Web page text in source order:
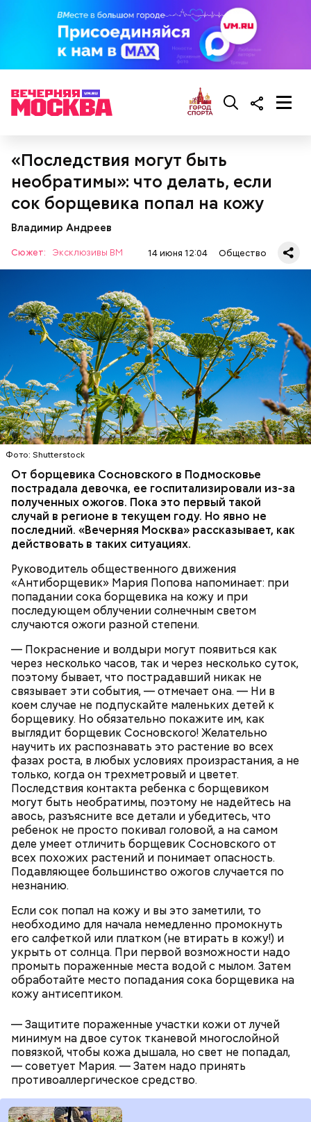
«Последствия могут быть
необратимы»: что делать, если
сок борщевика попал на кожу
Владимир Андреев
Сюжет: Эксклюзивы ВМ 14 июня 12:04 Общество
Фото: Shutterstock
От борщевика Сосновского в Подмосковье
пострадала девочка, ее госпитализировали из-за
полученных ожогов. Пока это первый такой
случай в регионе в текущем году. Но явно не
последний. «Вечерняя Москва» рассказывает, как
действовать в таких ситуациях.
Руководитель общественного движения
«Антиборщевик» Мария Попова напоминает: при
попадании сока борщевика на кожу и при
последующем облучении солнечным светом
случаются ожоги разной степени.
— Покраснение и волдыри могут появиться как
через несколько часов, так и через несколько суток,
поэтому бывает, что пострадавший никак не
связывает эти события, — отмечает она. — Ни в
коем случае не подпускайте маленьких детей к
борщевику. Но обязательно покажите им, как
выглядит борщевик Сосновского! Желательно
научить их распознавать это растение во всех
фазах роста, в любых условиях произрастания, а не
только, когда он трехметровый и цветет.
Последствия контакта ребенка с борщевиком
могут быть необратимы, поэтому не надейтесь на
авось, разъясните все детали и убедитесь, что
ребенок не просто покивал головой, а на самом
деле умеет отличить борщевик Сосновского от
всех похожих растений и понимает опасность.
Подавляющее большинство ожогов случается по
незнанию.
Если сок попал на кожу и вы это заметили, то
необходимо для начала немедленно промокнуть
его салфеткой или платком (не втирать в кожу!) и
укрыть от солнца. При первой возможности надо
промыть пораженные места водой с мылом. Затем
обработайте место попадания сока борщевика на
кожу антисептиком.
— Защитите пораженные участки кожи от лучей
минимум на двое суток тканевой многослойной
повязкой, чтобы кожа дышала, но свет не попадал,
— советует Мария. — Затем надо принять
противоаллергическое средство.
Противень ставится в духовку, разогретую до 180–
25–30 минут.
Уберут отеки и улучшат зрение:
диетолог Соломатина рассказала
о пользе кабачков
Кабачки, тушеные с курицей
Ингредиенты:
кабачок;
лук;
растительное масло;
соль, перец по вкусу;
свежий базилик;
сливки жирностью 20 процентов.
порекомендовал собеседник «ВМ».
Как приготовить домашний
майонез: три простых рецепта
Эндокринолог Куликова
объяснила, в чем заключается
польза сезонных овощей и
фруктов
Также не нужно есть дыню до корки, потому что
именно там скапливаются нитраты. И важно
тщательно ее мыть, чтобы не отравиться, добавила
Как выбрать дыню
Фото: Shutterstock
При выборе дыни эксперт посоветовала
ориентироваться на запах:
— Она должна приятно пахнуть. Если дыня не
пахнет, значит, ее созревание ускорили или
сорвали недозревшей. Она может быть мягкой, но
будет безвкусной.